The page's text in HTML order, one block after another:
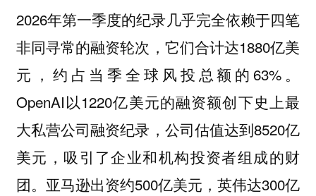
2026年第一季度的纪录几乎完全依赖于四笔
非同寻常的融资轮次，它们合计达1880亿美
元，约占当季全球风投总额的63%。
OpenAI以1220亿美元的融资额创下史上最
大私营公司融资纪录，公司估值达到8520亿
美元，吸引了企业和机构投资者组成的财
团。亚马逊出资约500亿美元，英伟达300亿